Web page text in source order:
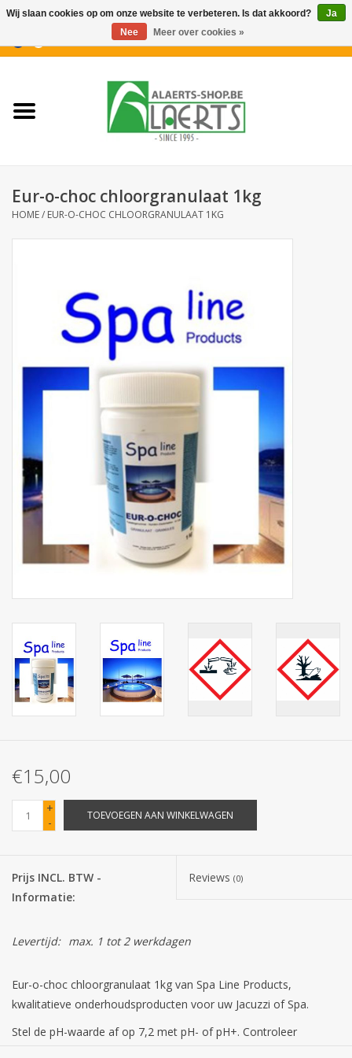
Nieuwigheden
Koffiekoekjes
Aperitiefkoekjes
Botanicals
Kassarollen
Cleaning-producten
Relatiegeschenken
Verpakking
Kantoorbenodigdheden
Corona
Sinterklaassnoep
Carnavalssnoep
Eur-o-choc chloorgranulaat 1kg
HOME/ EUR-O-CHOC CHLOORGRANULAAT 1KG
€15,00
+
-
TOEVOEGEN AAN WINKELWAGEN
Prijs INCL. BTW -
Informatie:
Reviews (0)
Levertijd: max. 1 tot 2 werkdagen
Eur-o-choc chloorgranulaat 1kg van Spa Line Products,
kwalitatieve onderhoudsproducten voor uw Jacuzzi of Spa.
Stel de pH-waarde af op 7,2 met pH- of pH+. Controleer
Wij slaan cookies op om onze website te verbeteren. Is dat akkoord?
Ja
Nee
Meer over cookies »